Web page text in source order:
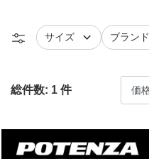
タイヤ
サイズで絞り込むタイヤ
ブランド
総件数: 1 件